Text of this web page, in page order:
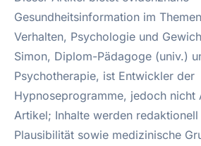
Gesundheitsinformation im
Verhalten, Psychologie und
Simon, Diplom-Pädagoge (univ.)
Psychotherapie, ist Entwickler der
Hypnoseprogramme, jedoch nicht
Artikel; Inhalte werden
Plausibilität sowie medizinische